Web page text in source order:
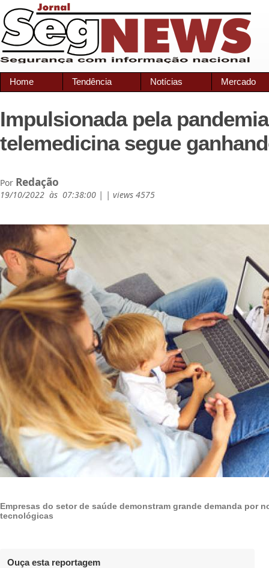
Home Tendência Notícias Mercado
Impulsionada pela
telemedicina segue
Por Redação
19/10/2022 às 07:38:00 | | views 4575
Empresas do setor de saúde demonstram grande demanda por
tecnológicas
Ouça esta reportagem